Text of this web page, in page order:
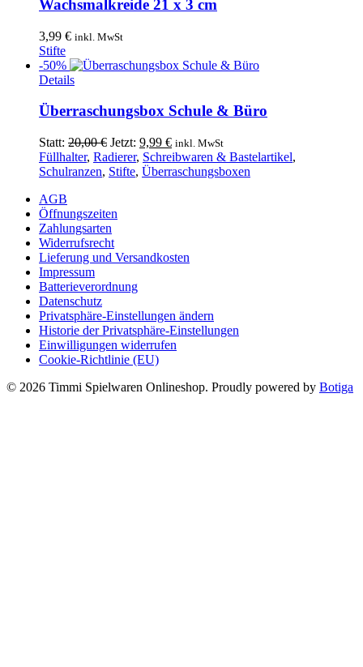
Wachsmalkreide 21 x 3 cm
3,99 € inkl. MwSt
Stifte
-50%
Details
Überraschungsbox Schule & Büro
Statt: 20,00€ Ursprünglicher
Preis
war:
Jetzt: 9,99 €Aktueller
Preis
ist:
inkl. MwSt
Füllhalter, Radierer, Schreibwaren & Bastelartikel,
Schulranzen, Stifte, Überraschungsboxen
AGB
Öffnungszeiten
Zahlungsarten
Widerrufsrecht
Lieferung und Versandkosten
Impressum
Batterieverordnung
Datenschutz
Privatsphäre-Einstellungen ändern
Historie der Privatsphäre-Einstellungen
Einwilligungen widerrufen
Cookie-Richtlinie (EU)
© 2026 Timmi Spielwaren Onlineshop. Proudly powered by Botiga